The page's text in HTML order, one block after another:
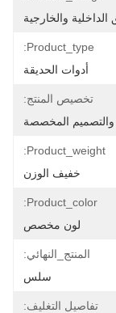
الداخلية والخارجية
Product_type:
أدوات الحديقة
تخصيص المنتج:
المخصصة
Product_weight:
خفيف الوزن
Product_color:
لون مخصص
المنتج_النهائي:
سلس
تفاصيل التغليف: